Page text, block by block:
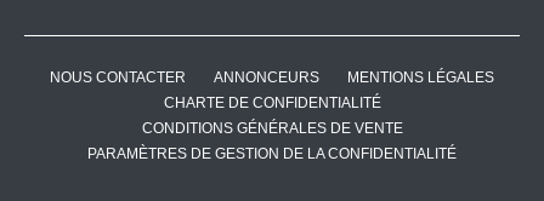
NOUS CONTACTER ANNONCEURS
MENTIONS LÉGALES
CHARTE DE CONFIDENTIALITÉ
CONDITIONS GÉNÉRALES DE VENTE
PARAMÈTRES DE GESTION DE LA CONFIDENTIALITÉ